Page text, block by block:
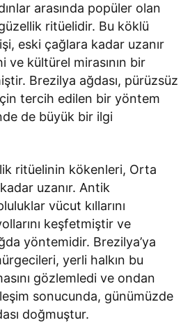
arasında popüler olan
ritüelidir. Bu köklü
eski çağlara kadar uzanır
ve kültürel mirasının bir
Brezilya ağdası, pürüzsüz
tercih edilen bir yöntem
de büyük bir ilgi
ritüelinin kökenleri, Orta
uzanır. Antik
vücut kıllarını
keşfetmiştir ve
yöntemidir. Brezilya’ya
yerli halkın bu
gözlemledi ve ondan
sonucunda, günümüzde
doğmuştur.